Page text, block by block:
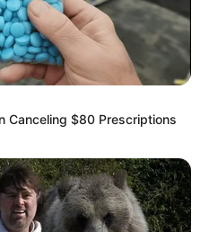
bzw. im Umkreis von
Grömitz
Ausflugsgäste die
der Ostsee mit ihren
einem gläsernen U-Boot
Canceling $80 Prescriptions